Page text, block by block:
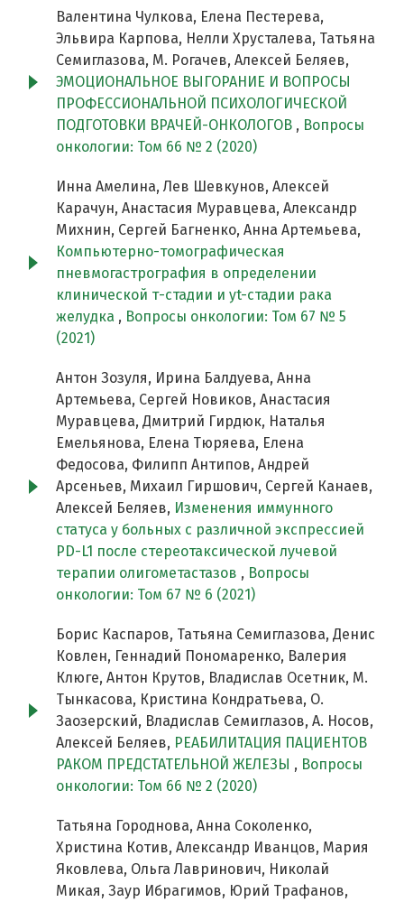
Валентина Чулкова, Елена Пестерева,
Эльвира Карпова, Нелли Хрусталева, Татьяна
Семиглазова, М. Рогачев, Алексей Беляев,
ЭМОЦИОНАЛЬНОЕ ВЫГОРАНИЕ И ВОПРОСЫ
ПРОФЕССИОНАЛЬНОЙ ПСИХОЛОГИЧЕСКОЙ
ПОДГОТОВКИ ВРАЧЕЙ-ОНКОЛОГОВ , Вопросы
онкологии: Том 66 № 2 (2020)
Инна Амелина, Лев Шевкунов, Алексей
Карачун, Анастасия Муравцева, Александр
Михнин, Сергей Багненко, Анна Артемьева,
Компьютерно-томографическая
пневмогастрография в определении
клинической т-стадии и yt-стадии рака
желудка , Вопросы онкологии: Том 67 № 5
(2021)
Антон Зозуля, Ирина Балдуева, Анна
Артемьева, Сергей Новиков, Анастасия
Муравцева, Дмитрий Гирдюк, Наталья
Емельянова, Елена Тюряева, Елена
Федосова, Филипп Антипов, Андрей
Арсеньев, Михаил Гиршович, Сергей Канаев,
Алексей Беляев, Изменения иммунного
статуса у больных с различной экспрессией
PD-L1 после стереотаксической лучевой
терапии олигометастазов , Вопросы
онкологии: Том 67 № 6 (2021)
Борис Каспаров, Татьяна Семиглазова, Денис
Ковлен, Геннадий Пономаренко, Валерия
Клюге, Антон Крутов, Владислав Осетник, М.
Тынкасова, Кристина Кондратьева, О.
Заозерский, Владислав Семиглазов, А. Носов,
Алексей Беляев, РЕАБИЛИТАЦИЯ ПАЦИЕНТОВ
РАКОМ ПРЕДСТАТЕЛЬНОЙ ЖЕЛЕЗЫ , Вопросы
онкологии: Том 66 № 2 (2020)
Татьяна Городнова, Анна Соколенко,
Христина Котив, Александр Иванцов, Мария
Яковлева, Ольга Лавринович, Николай
Микая, Заур Ибрагимов, Юрий Трафанов,